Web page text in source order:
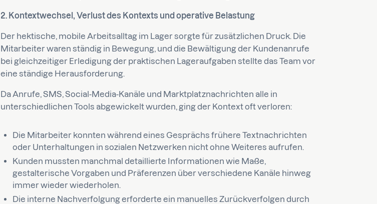
2. Kontextwechsel, Verlust des Kontexts und operative Belastung
Der hektische, mobile Arbeitsalltag im Lager sorgte für zusätzlichen Druck. Die
Mitarbeiter waren ständig in Bewegung, und die Bewältigung der Kundenanrufe
bei gleichzeitiger Erledigung der praktischen Lageraufgaben stellte das Team vor
eine ständige Herausforderung.
Da Anrufe, SMS, Social-Media-Kanäle und Marktplatznachrichten alle in
unterschiedlichen Tools abgewickelt wurden, ging der Kontext oft verloren:
Die Mitarbeiter konnten während eines Gesprächs frühere Textnachrichten
oder Unterhaltungen in sozialen Netzwerken nicht ohne Weiteres aufrufen.
Kunden mussten manchmal detaillierte Informationen wie Maße,
gestalterische Vorgaben und Präferenzen über verschiedene Kanäle hinweg
immer wieder wiederholen.
Die interne Nachverfolgung erforderte ein manuelles Zurückverfolgen durch